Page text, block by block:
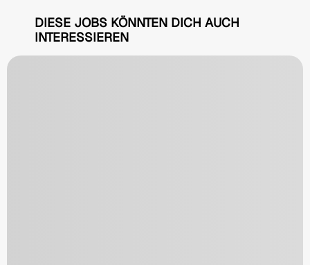
DIESE JOBS KÖNNTEN DICH AUCH
INTERESSIEREN